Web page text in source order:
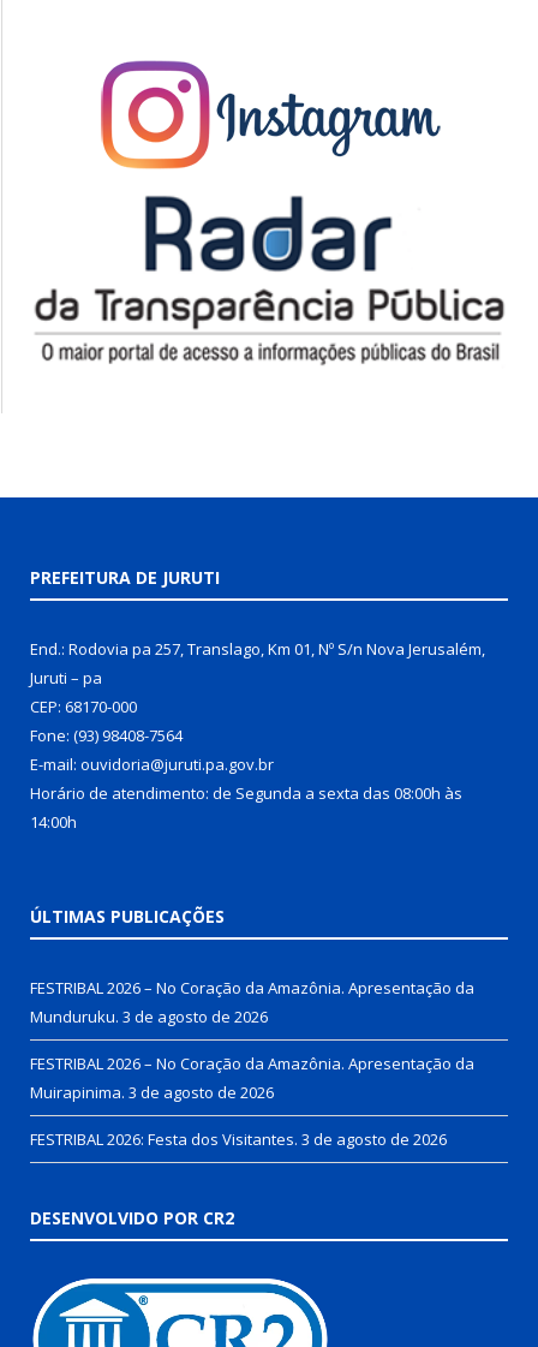
PREFEITURA DE JURUTI
End.: Rodovia pa 257, Translago, Km 01, Nº S/n Nova Jerusalém,
Juruti – pa
CEP: 68170-000
Fone: (93) 98408-7564
E-mail: ouvidoria@juruti.pa.gov.br
Horário de atendimento: de Segunda a sexta das 08:00h às
14:00h
ÚLTIMAS PUBLICAÇÕES
FESTRIBAL 2026 – No Coração da Amazônia. Apresentação da
Munduruku. 3 de agosto de 2026
FESTRIBAL 2026 – No Coração da Amazônia. Apresentação da
Muirapinima. 3 de agosto de 2026
FESTRIBAL 2026: Festa dos Visitantes. 3 de agosto de 2026
DESENVOLVIDO POR CR2